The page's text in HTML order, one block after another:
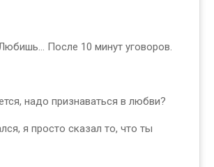
После 10 минут уговоров.
надо признаваться в любви?
я просто сказал то, что ты